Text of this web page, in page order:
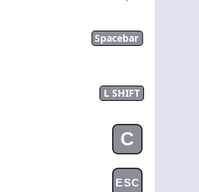
Spacebar
L SHIFT
C
ESC